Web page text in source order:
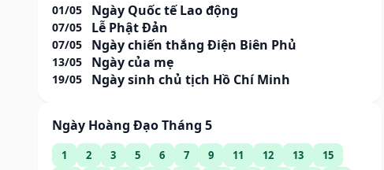
01/05 Ngày Quốc tế Lao động
07/05 Lễ Phật Đản
07/05 Ngày chiến thắng Điện Biên Phủ
13/05 Ngày của mẹ
19/05 Ngày sinh chủ tịch Hồ Chí Minh
Ngày Hoàng Đạo Tháng 5
1 2 3 5 6 7 9 11 12 13
15